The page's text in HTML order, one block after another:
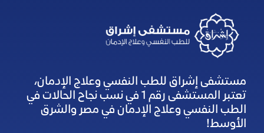
مستشفى إشراق للطب النفسي وعلاج الإدمان،
تعتبر المستشفى رقم 1 في نسب نجاح الحالات في
الطب النفسي وعلاج الإدمان في مصر والشرق
الأوسط!